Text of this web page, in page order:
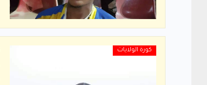
كورة الولايات